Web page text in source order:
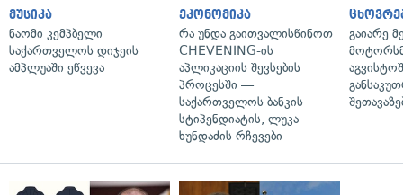
მუსიკა
ნაომი კემპბელი
საქართველოს დიჯეის
ამპლუაში ეწვევა
ეკონომიკა
რა უნდა გაითვალისწინოთ
CHEVENING-ის
აპლიკაციის შევსების
პროცესში —
საქართველოს ბანკის
სტიპენდიატის, ლუკა
ხუნდაძის რჩევები
გაიარე